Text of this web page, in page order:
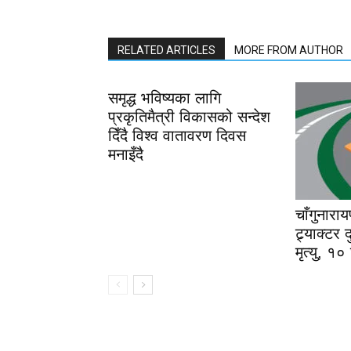
RELATED ARTICLES MORE FROM AUTHOR
समृद्ध भविष्यका लागि
प्रकृतिमैत्री विकासको सन्देश
दिँदै विश्व वातावरण दिवस
मनाइँदै
ट्र्याक्टर
मृत्यु, १०